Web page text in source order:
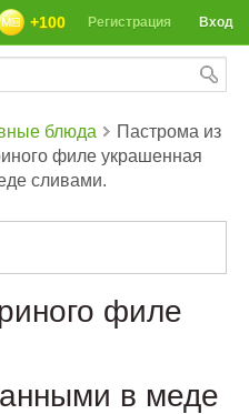
РЕЦЕПТА
Вход
Регистрация
+100
блюда
Пастрома из
филе украшенная
сливами.
филе
в меде